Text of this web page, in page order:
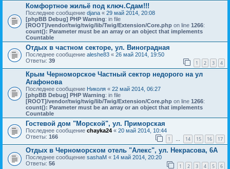
Комфортное жильё под ключ.Сдам!!!
Последнее сообщение djana « 29 май 2014, 20:08
[phpBB Debug] PHP Warning: in file
[ROOT]/vendor/twig/twig/lib/Twig/Extension/Core.php on line 1266:
count(): Parameter must be an array or an object that implements
Countable
Отдых в частном секторе, ул. Виноградная
Последнее сообщение aleshe83 « 26 май 2014, 19:50
Ответы: 39 1 2 3 4
Крым Черноморское Частный сектор недорого на ул
Агафонова
Последнее сообщение Николя « 22 май 2014, 06:27
[phpBB Debug] PHP Warning: in file
[ROOT]/vendor/twig/twig/lib/Twig/Extension/Core.php on line 1266:
count(): Parameter must be an array or an object that implements
Countable
Гостевой дом "Морской", ул. Приморская
Последнее сообщение chayka24 « 20 май 2014, 10:44
Ответы: 166 1 … 14 15 16 17
Отдых в Черноморском отель "Алекс", ул. Некрасова, 6А
Последнее сообщение sashaM « 14 май 2014, 20:20
Ответы: 56 1 2 3 4 5 6